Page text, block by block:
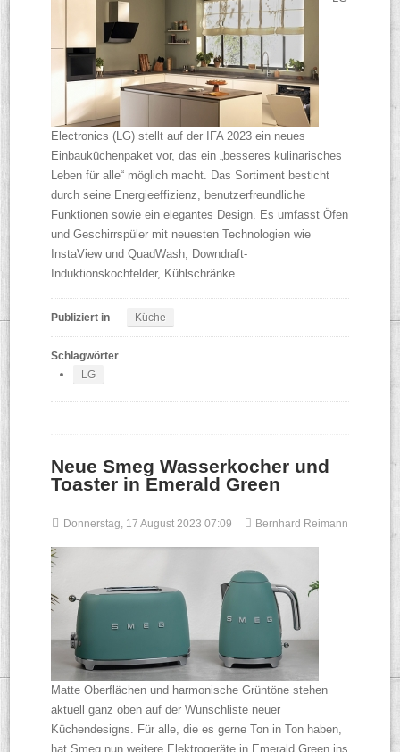
Electronics (LG) stellt auf der IFA 2023 ein neues
Einbauküchenpaket vor, das ein „besseres kulinarisches
Leben für alle“ möglich macht. Das Sortiment besticht
durch seine Energieeffizienz, benutzerfreundliche
Funktionen sowie ein elegantes Design. Es umfasst Öfen
und Geschirrspüler mit neuesten Technologien wie
InstaView und QuadWash, Downdraft-
Induktionskochfelder, Kühlschränke…
Publiziert in Küche
Schlagwörter
LG
Neue Smeg Wasserkocher und
Toaster in Emerald Green
Donnerstag, 17 August 2023 07:09 Bernhard Reimann
Matte Oberflächen und harmonische Grüntöne stehen
aktuell ganz oben auf der Wunschliste neuer
Küchendesigns. Für alle, die es gerne Ton in Ton haben,
hat Smeg nun weitere Elektrogeräte in Emerald Green ins